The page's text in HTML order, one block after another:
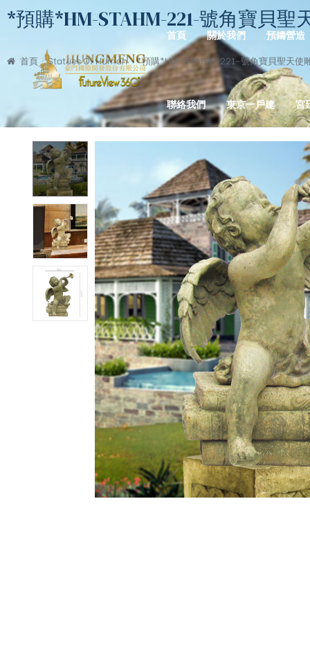
首頁 關於我們 預鑄營造
聯絡我們 東京一戶建 宮
*預購*HM-STAHM-221-號角寶貝
首頁 Statues Of Human *預購*HM-STAHM-221-號角寶貝聖天使